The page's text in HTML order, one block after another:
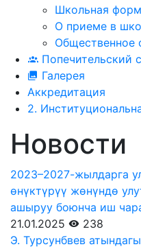
Школьная
О приеме в
Общественное
Попечительский
Галерея
Аккредитация
2.
Новости
2023–2027-жылдарга
өнүктүрүү жөнүндө
ашыруу боюнча иш
21.01.2025
238
Э. Турсунбвев